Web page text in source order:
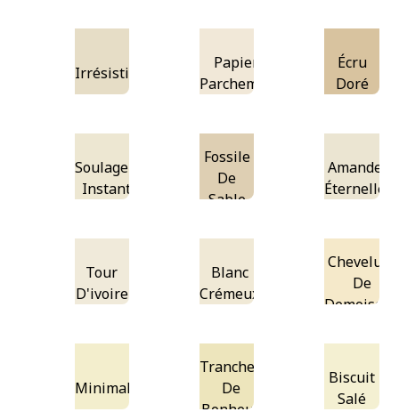
Irrésistible
Papier
Parchemin
Écru
Doré
Soulagement
Instantané
Fossile
De
Sable
Amandes
Éternelles
Tour
D'ivoire
Blanc
Crémeux
Chevelure
De
Minimal
Tranches
De
Bonheur
Biscuit
Salé